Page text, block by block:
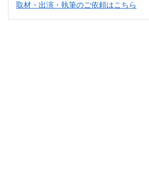
取材・出演・執筆のご依頼はこちら